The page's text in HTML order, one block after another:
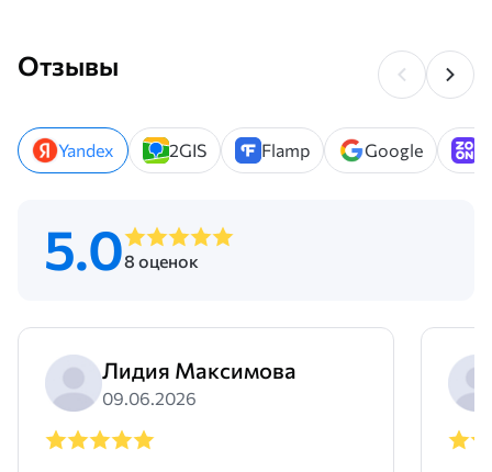
Отзывы
Yandex 2GIS Flamp Google
5.08 оценок
Лидия Максимова
09.06.2026